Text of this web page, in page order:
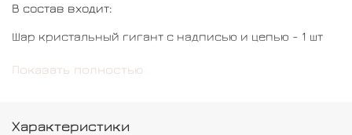
В состав входит:
Шар кристальный гигант с надписью и цепью - 1 шт
Шар молния - 1 шт
Показать полностью
Характеристики